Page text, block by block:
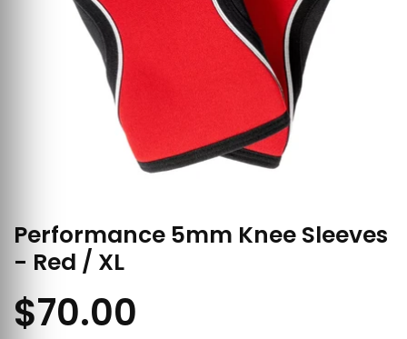
Performance 5mm Knee Sleeves
- Red / XL
$70.00